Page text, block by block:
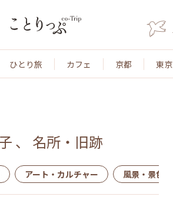
ひとり旅 カフェ 京都 東京
、 名所・旧跡
アート・カルチャー 風景・景色